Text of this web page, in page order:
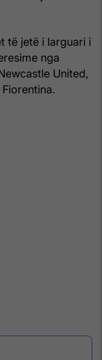
të jetë i larguari i
nga
United,